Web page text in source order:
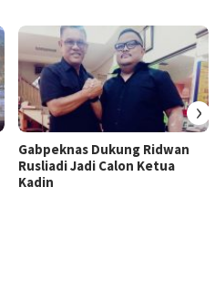
Gabpeknas Dukung Ridwan
Rusliadi Jadi Calon Ketua
Kadin
›